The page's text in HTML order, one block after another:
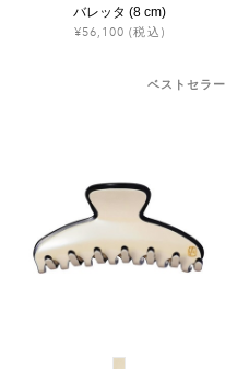
バレッタ (8 cm)
¥56,100 (税込)
ベストセラー